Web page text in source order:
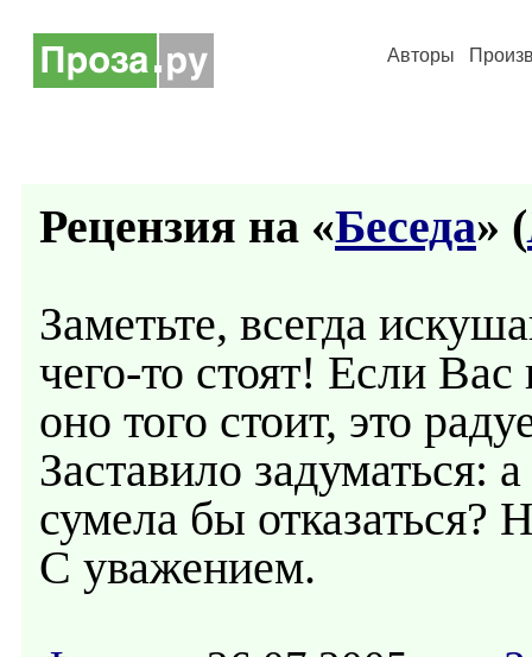
Авторы
Рецензия на «Беседа» (
Заметьте, всегда
чего-то стоят! Если
оно того стоит, это
Заставило
сумела бы
С уважением.